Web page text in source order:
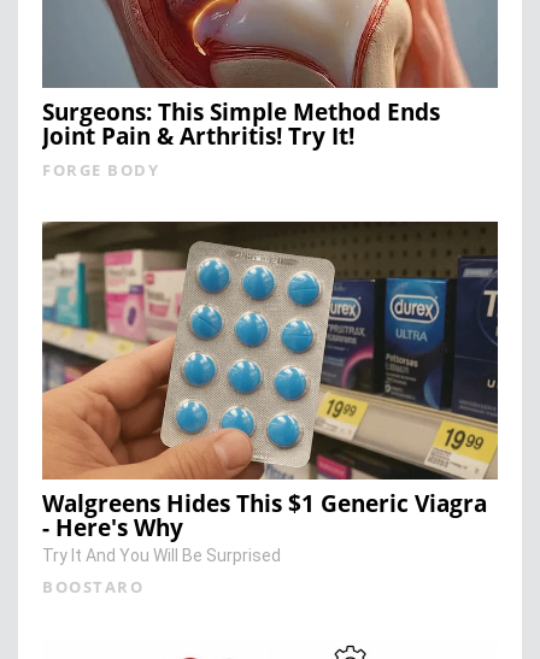
Surgeons: This Simple Method Ends
Joint Pain & Arthritis! Try It!
FORGE BODY
Walgreens Hides This $1 Generic Viagra
- Here's Why
Try It And You Will Be Surprised
BOOSTARO